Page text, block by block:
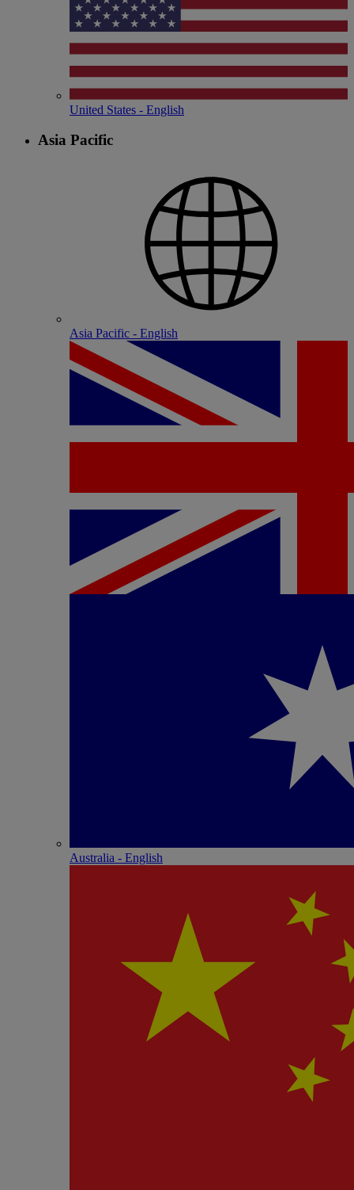
United States - English
Asia Pacific
Asia Pacific - English
Australia - English